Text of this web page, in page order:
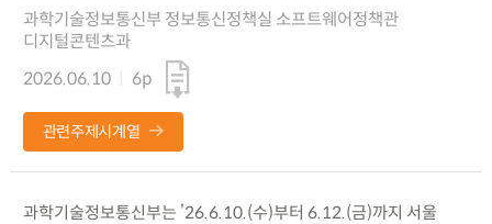
과학기술정보통신부 정보통신정책실 소프트웨어정책관
디지털콘텐츠과
2026.06.10
6p
관련주제시계열
과학기술정보통신부는 ’26.6.10.(수)부터 6.12.(금)까지 서울